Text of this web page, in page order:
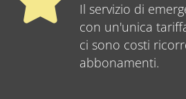
Il servizio di
con un'unica
ci sono costi
abbonamenti.